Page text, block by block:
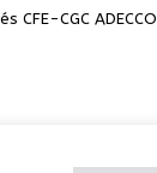
CFE-CGC ADECCO